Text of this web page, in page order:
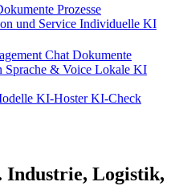
Prozesse
und Service Individuelle KI
Chat Dokumente
Sprache & Voice Lokale KI
KI-HosterKI-Check
Industrie, Logistik,